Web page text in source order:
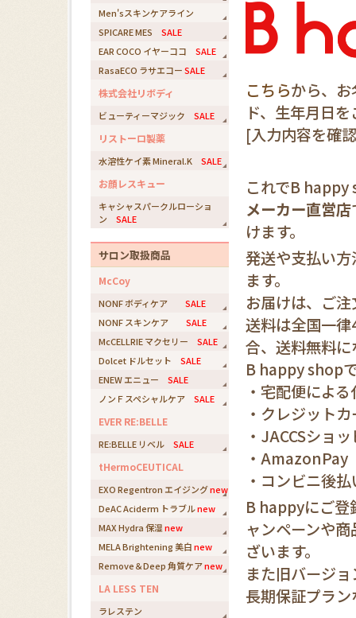
Men'sスキンケアライン
SPICARE MES SALE
EAR COCO イヤーココ SALE
RasaECO ラサエコーSALE
株式会社リボディ
ビューティーマジック SALE
リストーロ製薬
水溶性ケイ素 Mineral.K SALE
お顔レスキュー
キャシャスパークルローショ
ン SALE
サロン取扱商品
McCoy
NONF ボディケア SALE
NONF スキンケア SALE
McCELLRIE マクセリー SALE
Dolcet ドルセット SALE
ENEW エニュー SALE
ノンＦスペシャルケア SALE
EVER RE:BELLE
RE:BELLE リベル SALE
tHermoCEUTICAL
EXO Regentron エイジングnew
DeAC Aciderm トラブルnew
MAX Hydra 保湿new
MELA Brightening 美白new
Remove＆Deep 角質ケアnew
LA LESS TEN
ラレステン
こちらから、
ド、生年月日
[入力内容を確
これでB happy
メーカー直営店
けます。
発送や支払い
ます。
お届けは、ご
送料は全国一
合、送料無料に
B happy shop
・宅配便によ
・クレジット
・JACCSショ
・AmazonPay
・コンビニ後払
B happyにご登
ャンペーンや
ざいます。
また旧バージ
長期保証プラ